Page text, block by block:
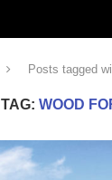
Posts tagged
TAG: WOOD